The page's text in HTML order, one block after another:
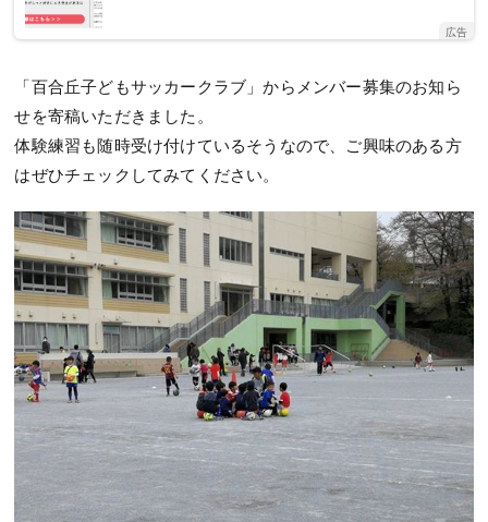
広告
「百合丘子どもサッカークラブ」からメンバー募集のお知ら
せを寄稿いただきました。
体験練習も随時受け付けているそうなので、ご興味のある方
はぜひチェックしてみてください。